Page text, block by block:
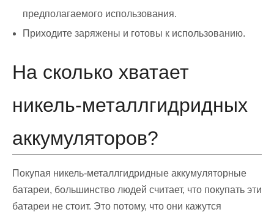
предполагаемого использования.
Приходите заряжены и готовы к использованию.
На сколько хватает
никель-металлгидридных
аккумуляторов?
Покупая никель-металлгидридные аккумуляторные
батареи, большинство людей считает, что покупать эти
батареи не стоит. Это потому, что они кажутся